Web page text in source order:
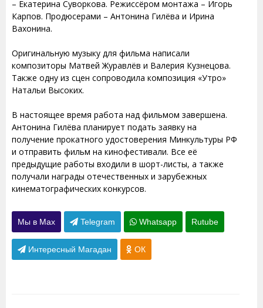
– Екатерина Суворкова. Режиссёром монтажа – Игорь
Карпов. Продюсерами – Антонина Гилёва и Ирина
Вахонина.
Оригинальную музыку для фильма написали
композиторы Матвей Журавлёв и Валерия Кузнецова.
Также одну из сцен сопроводила композиция «Утро»
Натальи Высоких.
В настоящее время работа над фильмом завершена.
Антонина Гилёва планирует подать заявку на
получение прокатного удостоверения Минкультуры РФ
и отправить фильм на кинофестивали. Все её
предыдущие работы входили в шорт-листы, а также
получали награды отечественных и зарубежных
кинематографических конкурсов.
Мы в Max Telegram Whatsapp Rutube
Интересный Магадан ОК